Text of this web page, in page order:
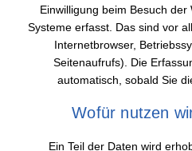
Einwilligung beim Besuch
Systeme erfasst. Das sind vor
Internetbrowser,
Seitenaufrufs). Die
automatisch, sobald Sie
Wofür nutzen
Ein Teil der Daten wird